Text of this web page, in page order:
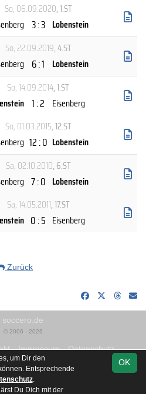
So, 06.09.2020, 1.ST
3 : 3 Lobenstein
So, 22.09.2019, 4.ST
6 : 1 Lobenstein
So, 14.09.2014, 1.ST
1 : 2 Eisenberg
So, 01.03.2015, 12.ST
12 : 0 Lobenstein
Sa, 02.10.2010, 6.ST
7 : 0 Lobenstein
Sa, 14.05.2011, 17.ST
0 : 5 Eisenberg
Zurück
soccero.de
© 2006 - 2026
Impressum
Datenschutz
OK
um Dir den
Entsprechende
.
Du Dich mit der